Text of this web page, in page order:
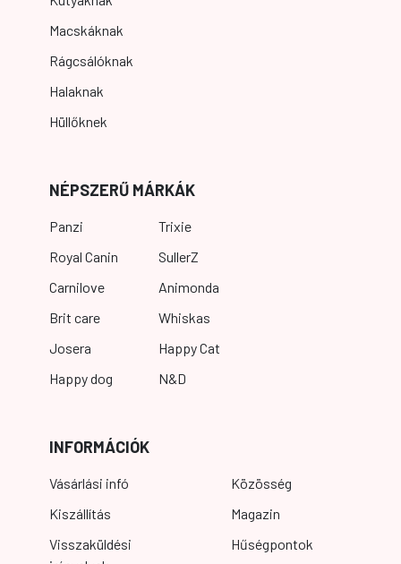
Macskáknak
Rágcsálóknak
Halaknak
Hüllőknek
NÉPSZERŰ MÁRKÁK
Panzi
Royal Canin
Carnilove
Brit care
Josera
Happy dog
Trixie
SullerZ
Animonda
Whiskas
Happy Cat
N&D
INFORMÁCIÓK
Vásárlási infó
Kiszállítás
Visszaküldési
Közösség
Magazin
Hűségpontok